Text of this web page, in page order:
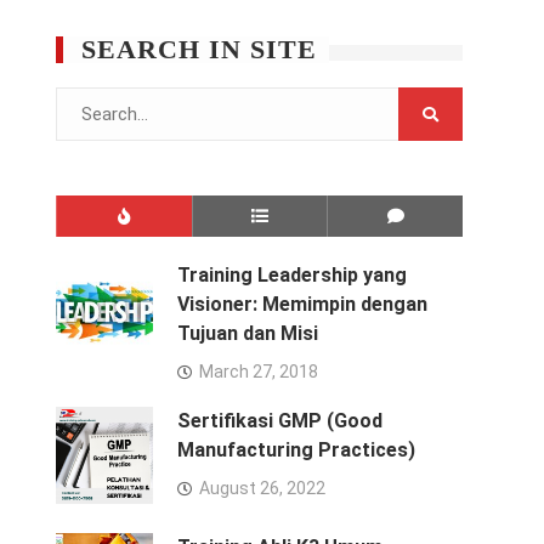
SEARCH IN SITE
Search
Training Leadership yang
Visioner: Memimpin dengan
Tujuan dan Misi
March 27, 2018
Sertifikasi GMP (Good
Manufacturing Practices)
August 26, 2022